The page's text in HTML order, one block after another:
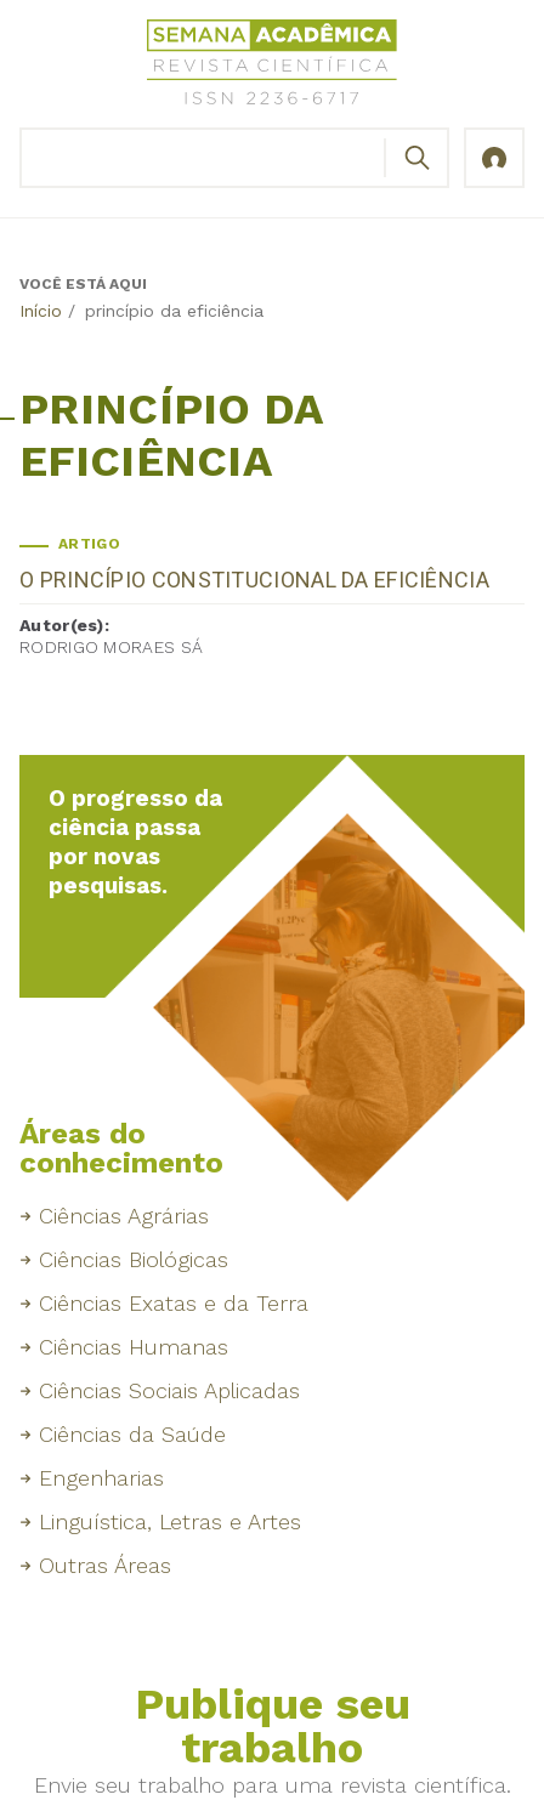
Revista
Científica
Semana
Back
VOCÊ ESTÁ AQUI
Início / princípio da eficiência
PRINCÍPIO DA
EFICIÊNCIA
ARTIGO
O PRINCÍPIO CONSTITUCIONAL DA EFICIÊNCIA
Autor(es):
RODRIGO MORAES SÁ
O progresso da
ciência passa
por novas
pesquisas.
Áreas do
conhecimento
Ciências Agrárias
Ciências Biológicas
Ciências Exatas e da Terra
Ciências Humanas
Ciências Sociais Aplicadas
Ciências da Saúde
Engenharias
Linguística, Letras e Artes
Outras Áreas
Publique seu
trabalho
Envie seu trabalho para uma revista científica.